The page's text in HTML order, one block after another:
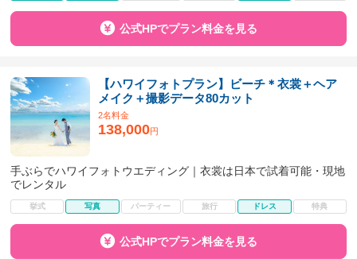
公式HPでプラン料金を見る
【ハワイフォトプラン】ビーチ＊衣裳＋ヘア
メイク＋撮影データ80カット
2名料金
138,000円
手ぶらでハワイフォトウエディング｜衣裳は日本で試着可能・現地
でレンタル
挙式 写真 パーティー 旅行 ドレス 特典
公式HPでプラン料金を見る